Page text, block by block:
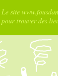
Le site
pour trouver des